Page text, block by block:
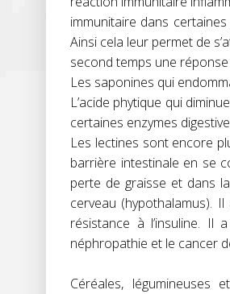
immunitaire dans
Ainsi cela leur permet de
second temps une
Les saponines qui
L’acide phytique qui
certaines enzymes
Les lectines sont encore
barrière intestinale en se
perte de graisse et dans
cerveau (hypothalamus).
résistance à l’insuline.
néphropathie et le cancer
Céréales,